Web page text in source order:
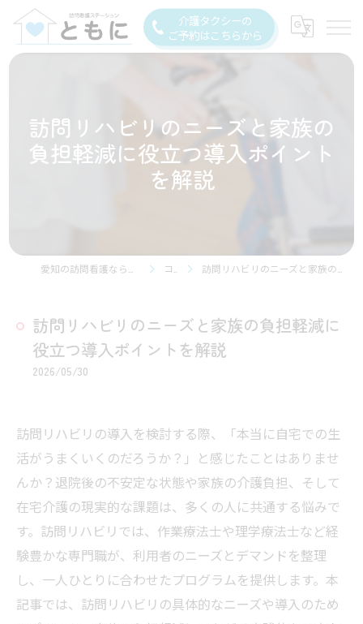
介護タクシーの
ご予約はこちらから
訪問リハビリのニーズと家族の
負担軽減に役立つ導入ポイント
を解説
コラム 訪問リハビリのニーズと家族の負担軽減に役立つ導入ポイントを解説
訪問リハビリのニーズと家族の負担軽減に
役立つ導入ポイントを解説
2026/05/30
訪問リハビリの導入を検討する際、「本当に自宅での生
活がうまくいくのだろうか？」と感じたことはありませ
んか？退院後の不安定な状態や家族の介護負担、そして
在宅介護の現実的な課題は、多くの人に共通する悩みで
す。訪問リハビリでは、作業療法士や理学療法士など経
験豊かな専門職が、利用者のニーズとデマンドを整理
し、一人ひとりに合わせたプログラムを提供します。本
記事では、訪問リハビリの具体的なニーズや導入のため